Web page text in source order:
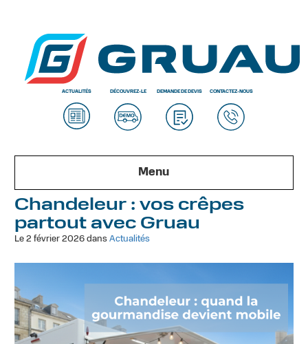
ACTUALITÉS DÉCOUVREZ-LE DEMANDE DE DEVIS CONTACTEZ-NOUS
Menu
Chandeleur : vos crêpes
partout avec Gruau
Le 2 février 2026 dansActualités